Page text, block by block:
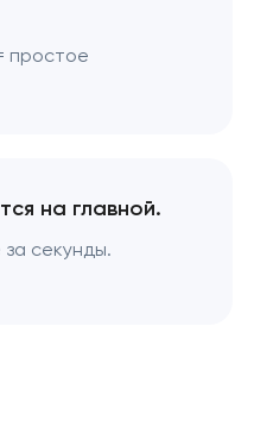
простое
на главной.
секунды.